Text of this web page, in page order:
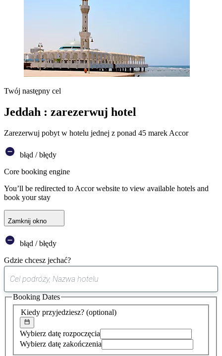
Twój następny cel
Jeddah : zarezerwuj hotel
Zarezerwuj pobyt w hotelu jednej z ponad 45 marek Accor
błąd / błędy
Core booking engine
You’ll be redirected to Accor website to view available hotels and
book your stay
Zamknij okno
błąd / błędy
Gdzie chcesz jechać?
sugestia
została
znaleziona
Kiedy przyjedziesz? (optional)
Wybierz datę rozpoczęcia
Wybierz datę zakończenia
Booking Dates